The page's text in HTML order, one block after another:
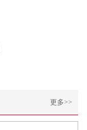
更多>>